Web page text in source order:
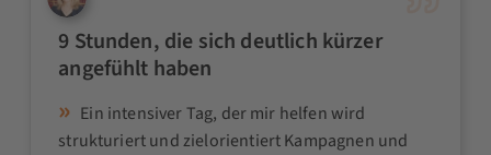
9 Stunden, die sich deutlich kürzer
angefühlt haben
Ein intensiver Tag, der mir helfen wird
strukturiert und zielorientiert Kampagnen und